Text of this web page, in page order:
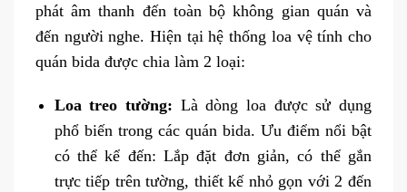
phát âm thanh đến toàn bộ không gian quán và
đến người nghe. Hiện tại hệ thống loa vệ tính cho
quán bida được chia làm 2 loại:
Loa treo tường: Là dòng loa được sử dụng
phổ biến trong các quán bida. Ưu điểm nổi bật
có thể kể đến: Lắp đặt đơn giản, có thể gắn
trực tiếp trên tường, thiết kế nhỏ gọn với 2 đến